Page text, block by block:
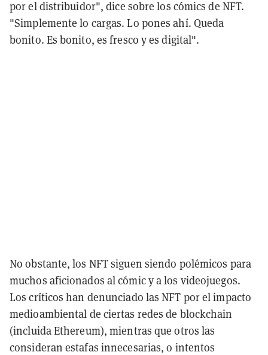
por el distribuidor", dice sobre los cómics de NFT.
"Simplemente lo cargas. Lo pones ahí. Queda
bonito. Es bonito, es fresco y es digital".
No obstante, los NFT siguen siendo polémicos para
muchos aficionados al cómic y a los videojuegos.
Los críticos han denunciado las NFT por el impacto
medioambiental de ciertas redes de blockchain
(incluida Ethereum), mientras que otros las
consideran estafas innecesarias, o intentos